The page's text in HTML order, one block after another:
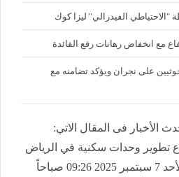
الفيدرالي" ليزا كوك
مع انخفاض رهانات رفع الفائدة
على نجران ويؤكد تضامنه مع
الأخبار فى المقال الاتي:
تطوير وحدات سكنية في الرياض